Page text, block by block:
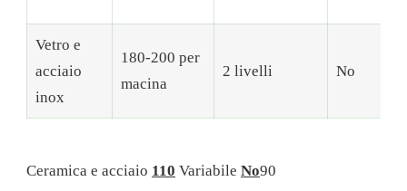
Vetro e
acciaio
inox
180-200 per
macina
2 livelli No
Ceramica e acciaio 110 Variabile No90